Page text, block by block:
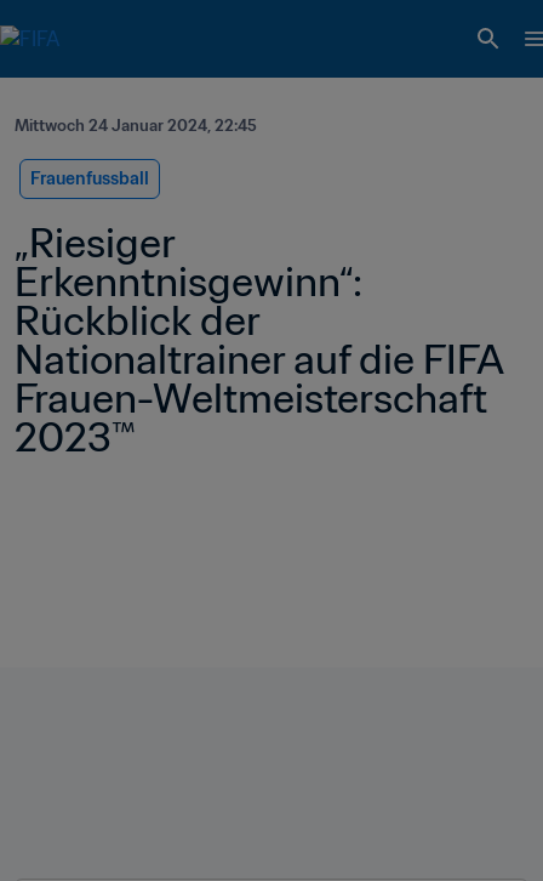
Mittwoch 24 Januar 2024, 22:45
Frauenfussball
„Riesiger
Erkenntnisgewinn“:
Rückblick der
Nationaltrainer auf die FIFA
Frauen-Weltmeisterschaft
2023™